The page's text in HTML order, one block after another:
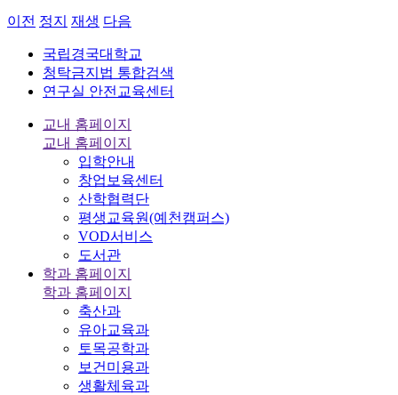
이전 정지 재생 다음
국립경국대학교
청탁금지법 통합검색
연구실 안전교육센터
교내 홈페이지
교내 홈페이지
입학안내
창업보육센터
산학협력단
평생교육원(예천캠퍼스)
VOD서비스
도서관
학과 홈페이지
학과 홈페이지
축산과
유아교육과
토목공학과
보건미용과
생활체육과